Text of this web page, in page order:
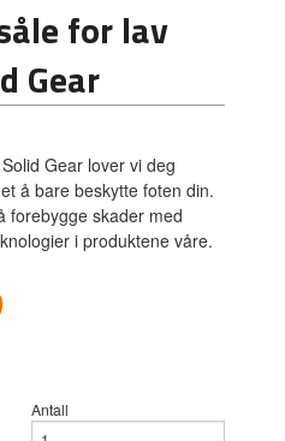
for lav
Gear
Gear lover vi deg
å bare beskytte foten din.
forebygge skader med
i produktene våre.
Antall